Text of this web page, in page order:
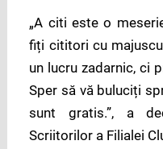
„A citi este o
fiți cititori cu
un lucru zadarnic, ci
Sper să vă buluciți
sunt gratis.”, a
Scriitorilor a Filialei